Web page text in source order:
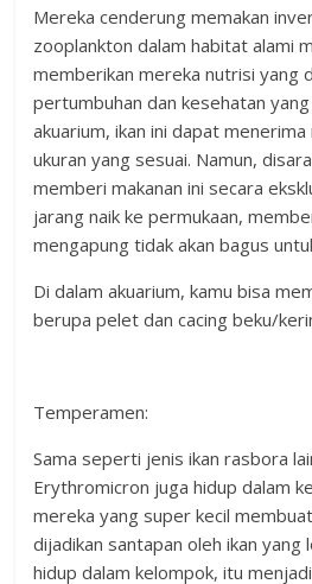
Mereka cenderung memakan
zooplankton dalam habitat alami
memberikan mereka nutrisi yang
pertumbuhan dan kesehatan
akuarium, ikan ini dapat
ukuran yang sesuai. Namun,
memberi makanan ini secara
jarang naik ke permukaan,
mengapung tidak akan bagus
Di dalam akuarium, kamu bisa
berupa pelet dan cacing beku/
Temperamen:
Sama seperti jenis ikan rasbora
Erythromicron juga hidup dalam
mereka yang super kecil
dijadikan santapan oleh ikan yang
hidup dalam kelompok, itu